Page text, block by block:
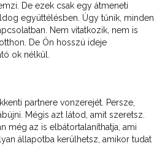
De ezek csak egy átmeneti
együttélésben. Úgy tűnik, minden
Nem vitatkozik, nem is
De Ön hosszú ideje
ok nélkül.
partnere vonzerejét. Persze,
Mégis azt látod, amit szeretsz.
még az is elbátortalaníthatja, ami
állapotba kerülhetsz, amikor tudat